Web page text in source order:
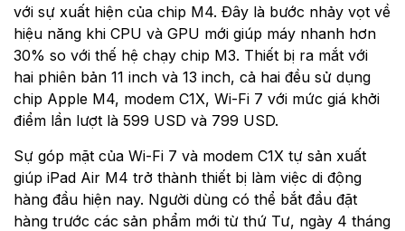
với sự xuất hiện của chip M4. Đây là bước nhảy vọt về
hiệu năng khi CPU và GPU mới giúp máy nhanh hơn
30% so với thế hệ chạy chip M3. Thiết bị ra mắt với
hai phiên bản 11 inch và 13 inch, cả hai đều sử dụng
chip Apple M4, modem C1X, Wi-Fi 7 với mức giá khởi
điểm lần lượt là 599 USD và 799 USD.
Sự góp mặt của Wi-Fi 7 và modem C1X tự sản xuất
giúp iPad Air M4 trở thành thiết bị làm việc di động
hàng đầu hiện nay. Người dùng có thể bắt đầu đặt
hàng trước các sản phẩm mới từ thứ Tư, ngày 4 tháng